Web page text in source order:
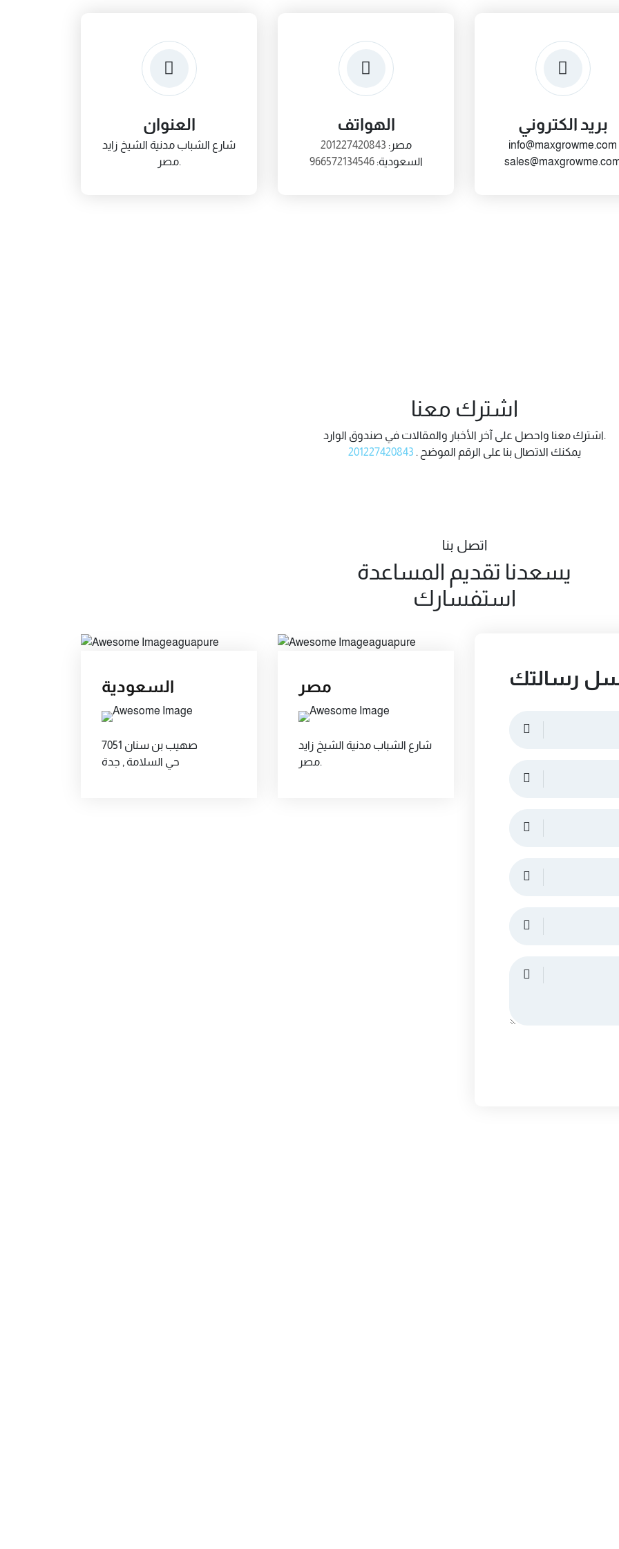
العنوان
شارع الشباب مدنية الشيخ زايد
مصر.
الهواتف
مصر: 201227420843
السعودية:966572134546
بريد الكتروني
info@maxgrowme.com
اشترك معنا
اشترك معنا واحصل على آخر الأخبار والمقالات في صندوق الوارد.
يمكنك الاتصال بنا على الرقم الموضح . 201227420843
اتصل بنا
يسعدنا تقديم المساعدة
استفسارك
السعودية
صهيب بن سنان 7051
حي السلامة , جدة
مصر
شارع الشباب مدنية الشيخ زايد
مصر.
رسالتك